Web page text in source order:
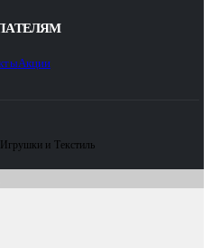
Акции
и Текстиль